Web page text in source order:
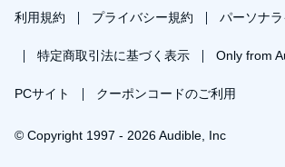
利用規約 プライバシー規約 パーソナ
特定商取引法に基づく表示 Only from
PCサイト クーポンコードのご利用
© Copyright 1997 - 2026 Audible, Inc